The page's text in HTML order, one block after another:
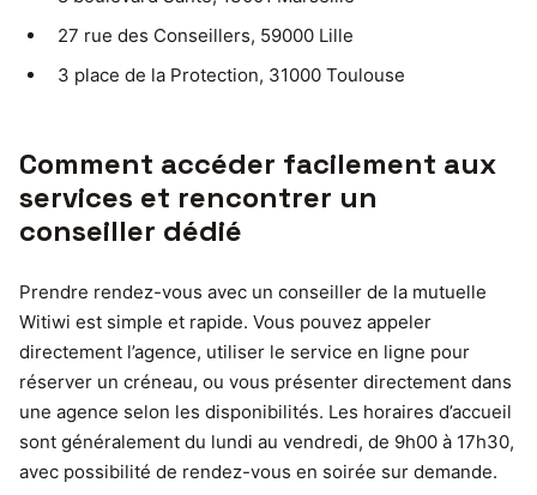
27 rue des Conseillers, 59000 Lille
3 place de la Protection, 31000 Toulouse
Comment accéder facilement aux
services et rencontrer un
conseiller dédié
Prendre rendez-vous avec un conseiller de la mutuelle
Witiwi est simple et rapide. Vous pouvez appeler
directement l’agence, utiliser le service en ligne pour
réserver un créneau, ou vous présenter directement dans
une agence selon les disponibilités. Les horaires d’accueil
sont généralement du lundi au vendredi, de 9h00 à 17h30,
avec possibilité de rendez-vous en soirée sur demande.